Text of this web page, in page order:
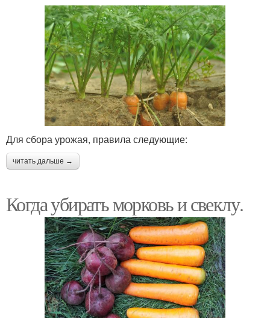
Для сбора урожая, правила следующие:
читать дальше →
Когда убирать морковь и свеклу.